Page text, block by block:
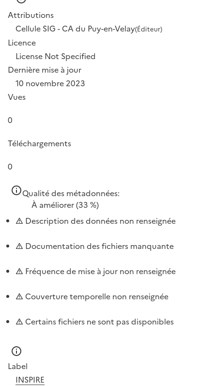
Attributions
Cellule SIG - CA du Puy-en-Velay(Éditeur)
Licence
License Not Specified
Dernière mise à jour
10 novembre 2023
Vues
0
Téléchargements
0
Qualité des métadonnées:
À améliorer(33 %)
Description des données non renseignée
Documentation des fichiers manquante
Fréquence de mise à jour non renseignée
Couverture temporelle non renseignée
Certains fichiers ne sont pas disponibles
Label
INSPIRE